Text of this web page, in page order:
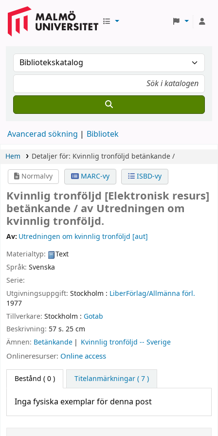
Avancerad sökning Bibliotek
Hem Detaljer för: Kvinnlig tronföljd betänkande /
Normalvy
MARC-vy ISBD-vy
Kvinnlig tronföljd [Elektronisk resurs]
betänkande / av Utredningen om
kvinnlig tronföljd.
Av: Utredningen om kvinnlig tronföljd [aut]
Materialtyp:
Text
Språk: Svenska
Serie:
Utgivningsuppgift: Stockholm : LiberFörlag/Allmänna förl.
1977
Tillverkare: Stockholm : Gotab
Beskrivning: 57 s. 25 cm
Ämnen: Betänkande Kvinnlig tronföljd -- Sverige
Onlineresurser: Online access
Bestånd ( 0 ) Titelanmärkningar ( 7 )
Inga fysiska exemplar för denna post